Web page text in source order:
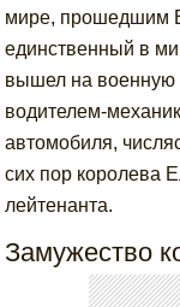
мире, прошедшим
единственный в
вышел на военную
водителем-
автомобиля,
сих пор королева
лейтенанта.
Замужество